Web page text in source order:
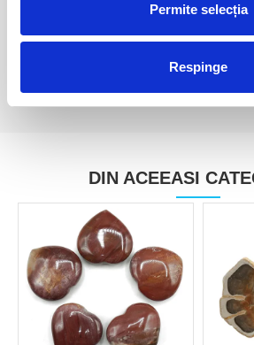
Permite selecția
Respinge
DIN ACEEASI